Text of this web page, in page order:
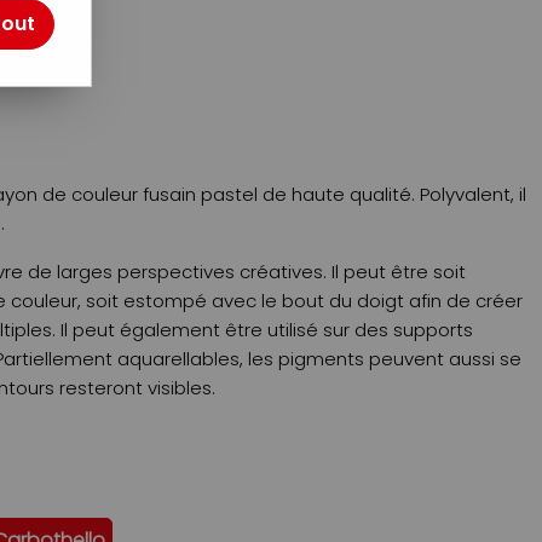
avis !
de couleur fusain pastel de haute qualité. Polyvalent, il
de larges perspectives créatives. Il peut être soit
couleur, soit estompé avec le bout du doigt afin de créer
Il peut également être utilisé sur des supports
aquarellables, les pigments peuvent aussi se
resteront visibles.